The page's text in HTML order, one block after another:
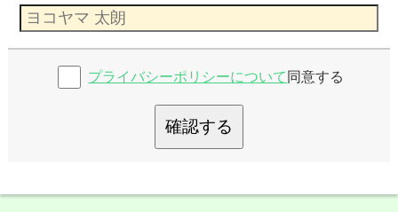
プライバシーポリシーについて同意する
確認する